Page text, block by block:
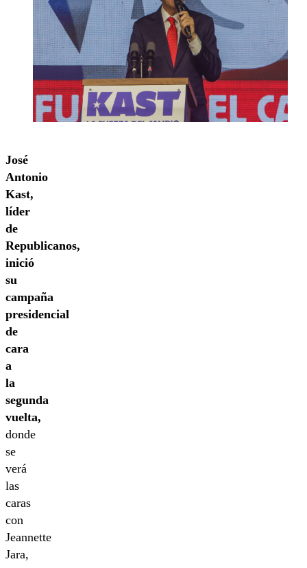
José
Antonio
Kast,
líder
de
Republicanos,
inició
su
campaña
presidencial
de
cara
a
la
segunda
vuelta,
donde
se
verá
las
caras
con
Jeannette
Jara,